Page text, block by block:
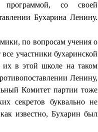
программой, со своей
Бухарина Ленину.
по вопросам учения о
участники бухаринской
в этой школе на таком
Ленину,
Комитет партии тоже
сек­ретов буквально не
известно, Бухарин был